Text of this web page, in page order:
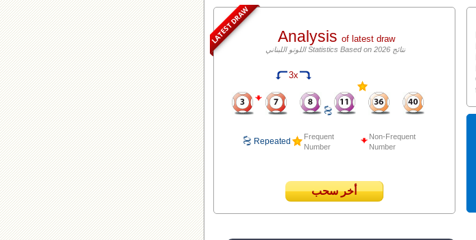
LATEST DRAW Analysis of latest draw
اللوتو اللبناني Statistics Based on 2026 نتائج
3x
Repeated
Frequent
Number
Non-Frequent
Number
أخر سحب